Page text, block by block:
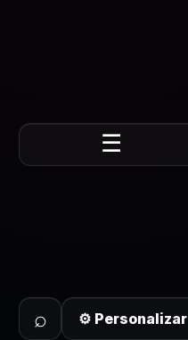
☰
⌕ ⚙ Personalizar